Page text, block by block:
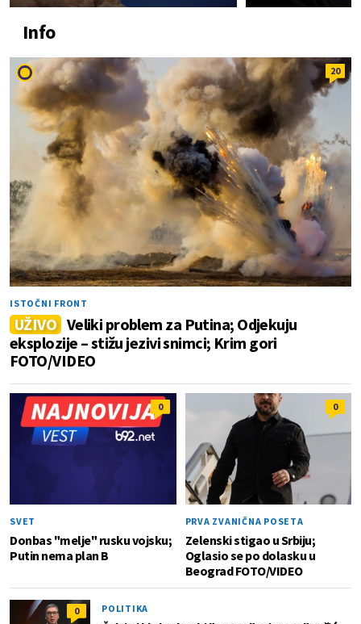
Info
20
ISTOČNI FRONT
UŽIVO Veliki problem za Putina; Odjekuju
eksplozije – stižu jezivi snimci; Krim gori
FOTO/VIDEO
0
SVET
Donbas "melje" rusku vojsku;
Putin nema plan B
0
PRVA ZVANIČNA POSETA
Zelenski stigao u Srbiju;
Oglasio se po dolasku u
Beograd FOTO/VIDEO
0 POLITIKA